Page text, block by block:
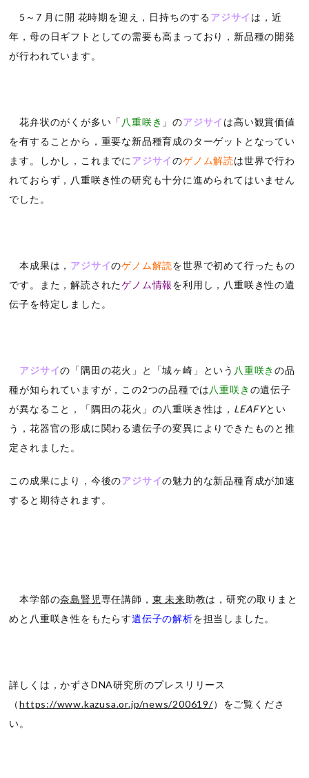
5～7 月に開 花時期を迎え，日持ちのするアジサイ は，近
年，母の日ギフトとしての需要も高まっており，新品種の開発
が行われています。
花弁状のがくが多い「 八重咲き 」のアジサイ は高い観賞価値
を有することから，重要な新品種育成のターゲットとなってい
ます。しかし，これまでに アジサイのゲノム解読は世界で行わ
れておらず， 八重咲き性の研究も十分に進められてはいません
でした。
本成果は， アジサイのゲノム解読を世界で初めて行ったもの
です。また，解読されたゲノム情報を利用し， 八重咲き性の遺
伝子を特定しました。
アジサイの「隅田の花火」と「城ヶ崎」という 八重咲きの品
種が知られていますが，この2つの品種では八重咲き の遺伝子
が異なること，「隅田の花火」の八重咲き性は， LEAFYとい
う，花器官の形成に関わる遺伝子の変異によりできたものと推
定されました。
この成果により，今後のアジサイの魅力的な新品種育成が加速
すると期待されます。
本学部の奈島賢児専任講師， 東 未来助教は，研究の取りまと
めと 八重咲き性をもたらす遺伝子の解析を担当しました。
詳しくは，かずさDNA研究所のプレスリリース
（https://www.kazusa.or.jp/news/200619/）をご覧くださ
い。